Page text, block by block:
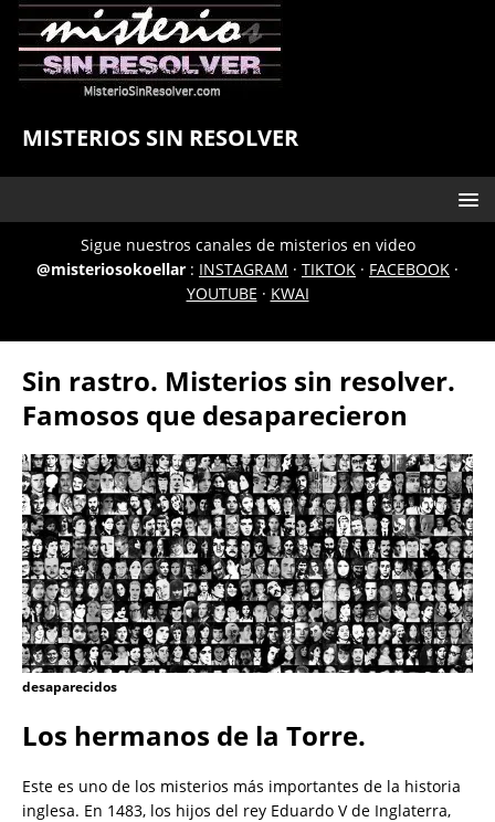
MISTERIOS SIN RESOLVER
Sigue nuestros canales de misterios en video
@misteriosokoellar : INSTAGRAM · TIKTOK · FACEBOOK ·
YOUTUBE · KWAI
Sin rastro. Misterios sin resolver.
Famosos que desaparecieron
desaparecidos
Los hermanos de la Torre.
Este es uno de los misterios más importantes de la historia
inglesa. En 1483, los hijos del rey Eduardo V de Inglaterra,